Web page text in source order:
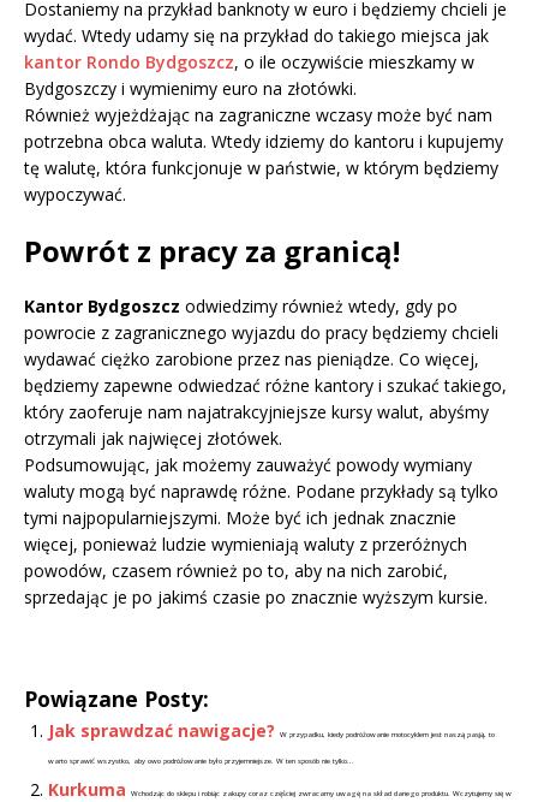
Dostaniemy na przykład banknoty w euro i będziemy chcieli je
wydać. Wtedy udamy się na przykład do takiego miejsca jak
kantor Rondo Bydgoszcz, o ile oczywiście mieszkamy w
Bydgoszczy i wymienimy euro na złotówki.
Również wyjeżdżając na zagraniczne wczasy może być nam
potrzebna obca waluta. Wtedy idziemy do kantoru i kupujemy
tę walutę, która funkcjonuje w państwie, w którym będziemy
wypoczywać.
Powrót z pracy za granicą!
Kantor Bydgoszcz odwiedzimy również wtedy, gdy po
powrocie z zagranicznego wyjazdu do pracy będziemy chcieli
wydawać ciężko zarobione przez nas pieniądze. Co więcej,
będziemy zapewne odwiedzać różne kantory i szukać takiego,
który zaoferuje nam najatrakcyjniejsze kursy walut, abyśmy
otrzymali jak najwięcej złotówek.
Podsumowując, jak możemy zauważyć powody wymiany
waluty mogą być naprawdę różne. Podane przykłady są tylko
tymi najpopularniejszymi. Może być ich jednak znacznie
więcej, ponieważ ludzie wymieniają waluty z przeróżnych
powodów, czasem również po to, aby na nich zarobić,
sprzedając je po jakimś czasie po znacznie wyższym kursie.
Powiązane Posty:
Jak sprawdzać nawigacje? W przypadku, kiedy podróżowanie motocyklem jest naszą pasją, to
warto sprawić wszystko, aby owo podróżowanie było przyjemniejsze. W ten sposób nie tylko...
Kurkuma Wchodząc do sklepu i robiąc zakupy coraz częściej zwracamy uwagę na skład danego produktu. Wczytujemy się w